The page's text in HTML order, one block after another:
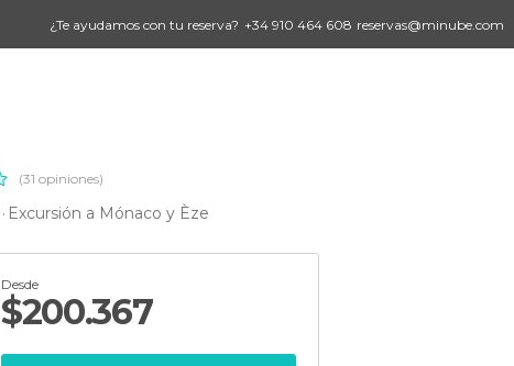
¿Te ayudamos con tu reserva? +34 910 464 608 reservas@minube.com
(31 opiniones)
Excursión a Mónaco y Èze
Desde
$200.367